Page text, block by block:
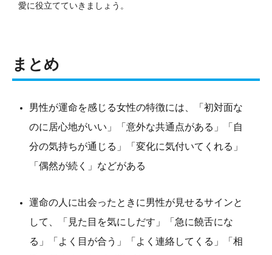
愛に役立てていきましょう。
まとめ
男性が運命を感じる女性の特徴には、「初対面な
のに居心地がいい」「意外な共通点がある」「自
分の気持ちが通じる」「変化に気付いてくれる」
「偶然が続く」などがある
運命の人に出会ったときに男性が見せるサインと
して、「見た目を気にしだす」「急に饒舌にな
る」「よく目が合う」「よく連絡してくる」「相